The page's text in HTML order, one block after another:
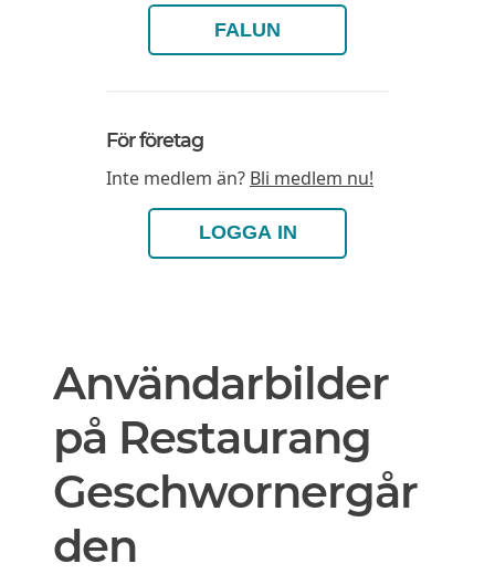
FALUN
För företag
Inte medlem än? Bli medlem nu!
LOGGA IN
Användarbilder
på Restaurang
Geschwornergår
den